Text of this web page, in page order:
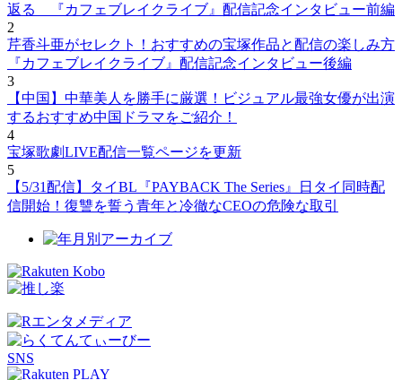
返る 『カフェブレイクライブ』配信記念インタビュー前編
2
芹香斗亜がセレクト！おすすめの宝塚作品と配信の楽しみ方
『カフェブレイクライブ』配信記念インタビュー後編
3
【中国】中華美人を勝手に厳選！ビジュアル最強女優が出演
するおすすめ中国ドラマをご紹介！
4
宝塚歌劇LIVE配信一覧ページを更新
5
【5/31配信】タイBL『PAYBACK The Series』日タイ同時配
信開始！復讐を誓う青年と冷徹なCEOの危険な取引
SNS